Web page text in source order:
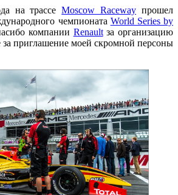
на трассеMoscow Raceway прошел
чемпионата World Series by
компании Renaultза организацию
за приглашение моей скромной персоны